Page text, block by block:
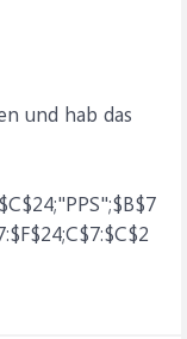
und hab das